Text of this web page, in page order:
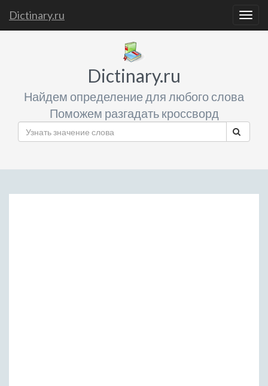
Dictinary.ru
Dictinary.ru
Найдем определение для любого слова
Поможем разгадать кроссворд